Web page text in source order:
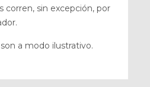
corren, sin excepción, por
a modo ilustrativo.